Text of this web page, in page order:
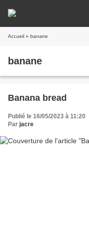
Accueil » banane
banane
Banana bread
Publié le 16/05/2023 à 11:20
Par jacre